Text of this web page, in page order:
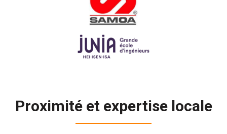
Proximité et expertise locale